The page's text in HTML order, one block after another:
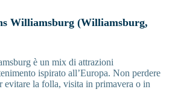
Williamsburg (Williamsburg,
è un mix di attrazioni
ispirato all’Europa. Non perdere
evitare la folla, visita in primavera o in